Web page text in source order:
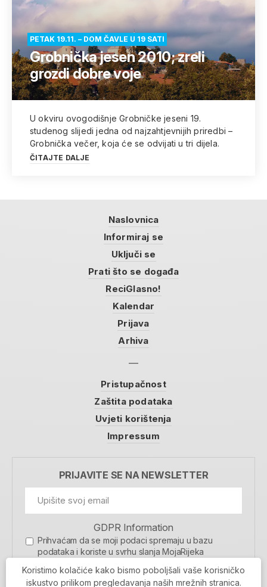
PETAK 19.11. – DOM ČAVLE U 19 SATI
Grobnička jesen 2010; zreli
grozdi dobre voje
U okviru ovogodišnje Grobničke jeseni 19.
studenog slijedi jedna od najzahtjevnijih priredbi –
Grobnička večer, koja će se odvijati u tri dijela.
ČITAJTE DALJE
Naslovnica
Informiraj se
Uključi se
Prati što se događa
ReciGlasno!
Kalendar
Prijava
Arhiva
Pristupačnost
Zaštita podataka
Uvjeti korištenja
Impressum
PRIJAVITE SE NA NEWSLETTER
GDPR Information
Prihvaćam da se moji podaci spremaju u bazu
podataka i koriste u svrhu slanja MojaRijeka
MOJARIJEKA NEWSLETTER
Koristimo kolačiće kako bismo poboljšali vaše korisničko
iskustvo prilikom pregledavanja naših mrežnih stranica.